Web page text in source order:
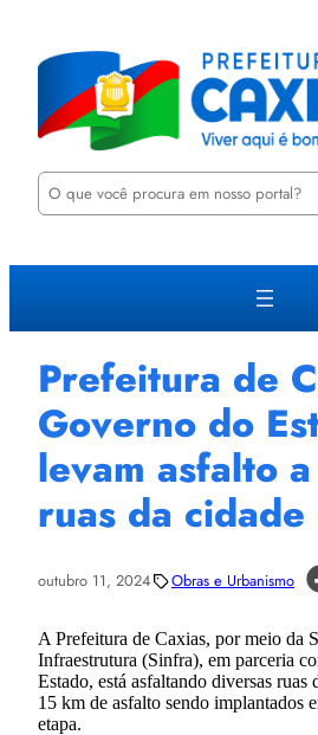
P
u
a
Prefeitura de
Governo do
levam asfalto
ruas da cidade
outubro 11, 2024 Obras e Urbanismo
A Prefeitura de Caxias, por meio da
Infraestrutura (Sinfra), em parceria
Estado, está asfaltando diversas ruas
15 km de asfalto sendo implantados
etapa.